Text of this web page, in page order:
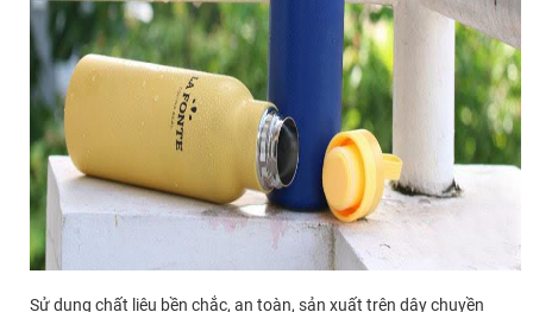
Sử dụng chất liệu bền chắc, an toàn, sản xuất trên dây chuyền